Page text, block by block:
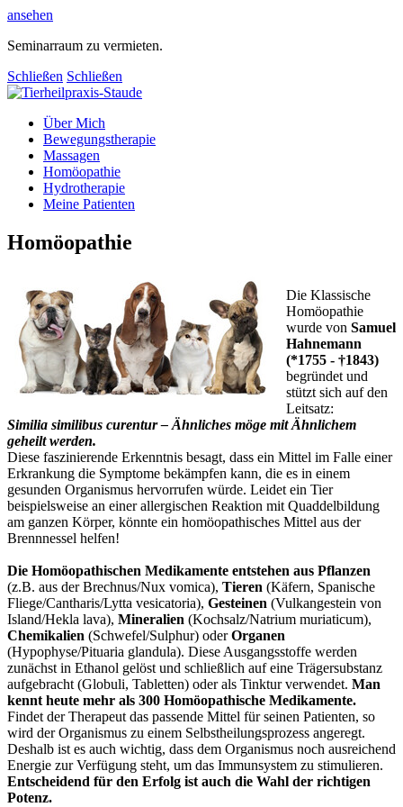
ansehen
Seminarraum zu vermieten.
Schließen Schließen
Über Mich
Bewegungstherapie
Massagen
Homöopathie
Hydrotherapie
Meine Patienten
Homöopathie
Die Klassische
Homöopathie
wurde von Samuel
Hahnemann
(*1755 - †1843)
begründet und
stützt sich auf den
Leitsatz:
Similia similibus curentur – Ähnliches möge mit Ähnlichem
geheilt werden.
Diese faszinierende Erkenntnis besagt, dass ein Mittel im Falle einer
Erkrankung die Symptome bekämpfen kann, die es in einem
gesunden Organismus hervorrufen würde. Leidet ein Tier
beispielsweise an einer allergischen Reaktion mit Quaddelbildung
am ganzen Körper, könnte ein homöopathisches Mittel aus der
Brennnessel helfen!
Die Homöopathischen Medikamente entstehen aus Pflanzen
(z.B. aus der Brechnus/Nux vomica), Tieren (Käfern, Spanische
Fliege/Cantharis/Lytta vesicatoria), Gesteinen (Vulkangestein von
Island/Hekla lava), Mineralien (Kochsalz/Natrium muriaticum),
Chemikalien (Schwefel/Sulphur) oderOrganen
(Hypophyse/Pituaria glandula). Diese Ausgangsstoffe werden
zunächst in Ethanol gelöst und schließlich auf eine Trägersubstanz
aufgebracht (Globuli, Tabletten) oder als Tinktur verwendet. Man
kennt heute mehr als 300 Homöopathische Medikamente.
Findet der Therapeut das passende Mittel für seinen Patienten, so
wird der Organismus zu einem Selbstheilungsprozess angeregt.
Deshalb ist es auch wichtig, dass dem Organismus noch ausreichend
Energie zur Verfügung steht, um das Immunsystem zu stimulieren.
Entscheidend für den Erfolg ist auch die Wahl der richtigen
Potenz.